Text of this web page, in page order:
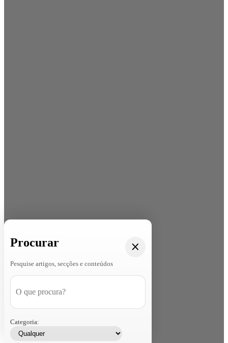
Procurar
Pesquise artigos, secções e conteúdos
Categoria: